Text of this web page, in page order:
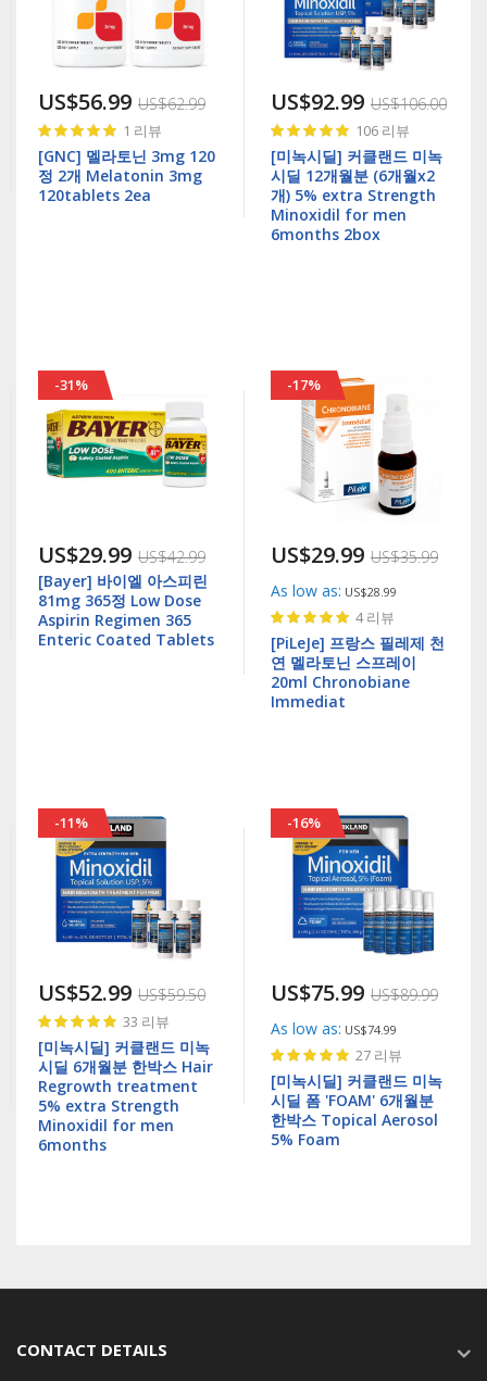
US$56.99 US$62.99
Rating:
100%
1 리뷰
[GNC] 멜라토닌 3mg 120
정 2개 Melatonin 3mg
120tablets 2ea
US$92.99 US$106.00
Rating:
99%
106 리뷰
[미녹시딜] 커클랜드 미녹
시딜 12개월분 (6개월x2
개) 5% extra Strength
Minoxidil for men
6months 2box
-31%
US$29.99 US$42.99
[Bayer] 바이엘 아스피린
81mg 365정 Low Dose
Aspirin Regimen 365
Enteric Coated Tablets
-17%
US$29.99 US$35.99
As low as US$28.99
Rating:
97%
4리뷰
[PiLeJe] 프랑스 필레제 천
연 멜라토닌 스프레이
20ml Chronobiane
Immediat
-11%
US$52.99 US$59.50
Rating:
100%
33 리뷰
[미녹시딜] 커클랜드 미녹
시딜 6개월분 한박스 Hair
Regrowth treatment
5% extra Strength
Minoxidil for men
6months
-16%
US$75.99 US$89.99
As low as US$74.99
Rating:
100%
27 리뷰
[미녹시딜] 커클랜드 미녹
시딜 폼 'FOAM' 6개월분
한박스 Topical Aerosol
5% Foam
CONTACT DETAILS